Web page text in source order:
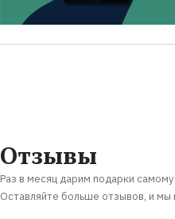
Отзывы
Раз в месяц дарим подарки
Оставляйте больше отзывов, и мы